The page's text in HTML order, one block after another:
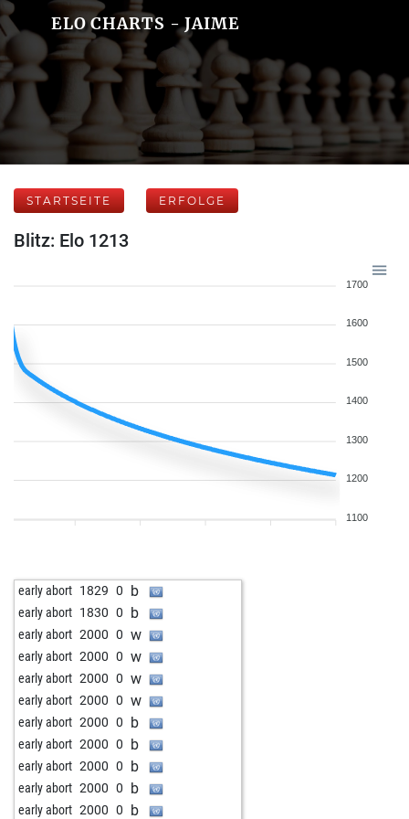
ELO CHARTS - JAIME
STARTSEITE ERFOLGE
Blitz: Elo 1213
1700
1600
1500
1400
1300
1200
1100
early abort 1829 0 b
early abort 1830 0 b
early abort 2000 0 w
early abort 2000 0 w
early abort 2000 0 w
early abort 2000 0 w
early abort 2000 0 b
early abort 2000 0 b
early abort 2000 0 b
early abort 2000 0 b
early abort 2000 0 b